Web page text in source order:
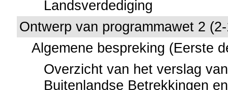
Landsverdediging
Ontwerp van programmawet 2
Algemene bespreking (Eerste
Overzicht van het verslag
Buitenlandse Betrekkingen en